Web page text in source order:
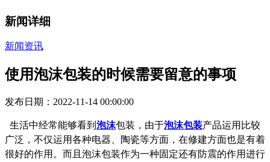
新闻详细
新闻资讯
使用泡沫包装的时候需要留意的事项
发布日期：2022-11-14 00:00:00
生活中经常能够看到 泡沫包装，由于泡沫包装产品运用比较
广泛，不仅运用各种电器、陶瓷等方面，在修建方面也是有着
很好的作用。而且泡沫包装作为一种固定还有防震的作用进行